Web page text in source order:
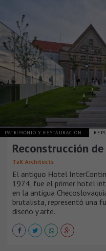
PATRIMONIO Y RESTAURACIÓN
Reconstrucción
TaK Architects
El antiguo Hotel
1974, fue el primer hotel
en la antigua
brutalista, representó una
diseño y arte.